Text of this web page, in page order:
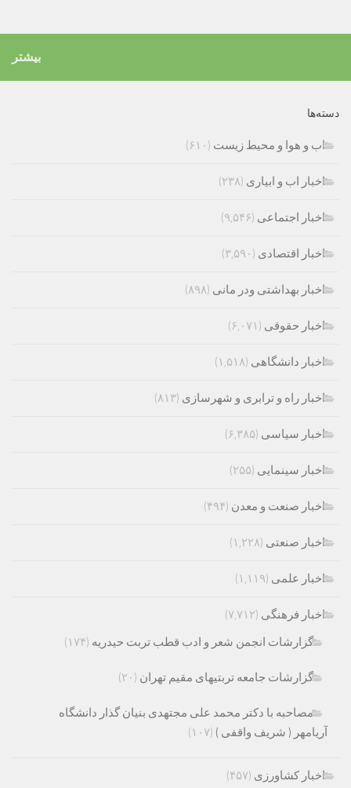
بیشتر
دسته‌ها
اب و هوا و محیط زیست (۶۱۰)
اخبار اب و ابیاری (۲۳۸)
اخبار اجتماعی (۹,۵۴۶)
اخبار اقتصادی (۳,۵۹۰)
اخبار بهداشتی ودر مانی (۸۹۸)
اخبار حقوقی (۶,۰۷۱)
اخبار دانشگاهی (۱,۵۱۸)
اخبار راه و ترابری و شهرسازی (۸۱۳)
اخبار سیاسی (۶,۳۸۵)
اخبار سینمایی (۲۵۵)
اخبار صنعت و معدن (۴۹۴)
اخبار صنعتی (۱,۲۲۸)
اخبار علمی (۱,۱۱۹)
اخبار فرهنگی (۷,۷۱۲)
گزارشات انجمن شعر و ادب قطب تربت حیدریه (۱۷۴)
گزارشات جامعه تربتیهای مقیم تهران (۲۰)
مصاحبه با دکتر محمد علی مجتهدی بنیان گذار دانشگاه
آریامهر ( شریف واقفی ) (۱۰۷)
اخبار کشاورزی (۴۵۷)